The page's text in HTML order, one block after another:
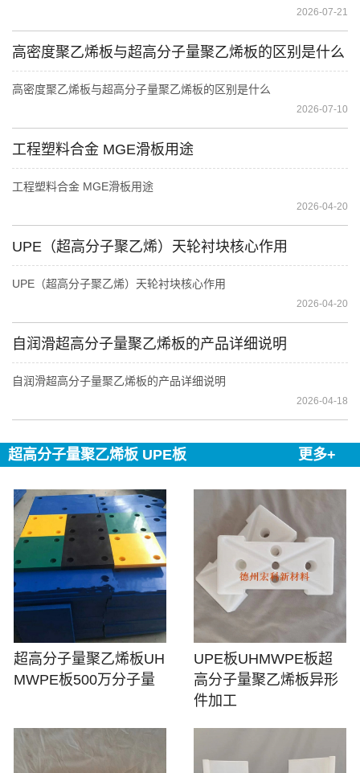
2026-07-21
高密度聚乙烯板与超高分子量聚乙烯板的区别是什么
高密度聚乙烯板与超高分子量聚乙烯板的区别是什么
2026-07-10
工程塑料合金 MGE滑板用途
工程塑料合金 MGE滑板用途
2026-04-20
UPE（超高分子聚乙烯）天轮衬块核心作用
UPE（超高分子聚乙烯）天轮衬块核心作用
2026-04-20
自润滑超高分子量聚乙烯板的产品详细说明
自润滑超高分子量聚乙烯板的产品详细说明
2026-04-18
超高分子量聚乙烯板 UPE板 更多+
超高分子量聚乙烯板UH
MWPE板500万分子量
UPE板UHMWPE板超
高分子量聚乙烯板异形
件加工